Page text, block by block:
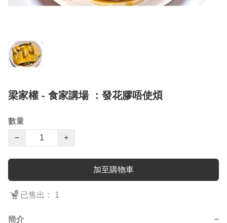
梁家權 - 食家講場 ：發花膠唔使煩
數量
−
+
加至購物車
已售出： 1
簡介 −